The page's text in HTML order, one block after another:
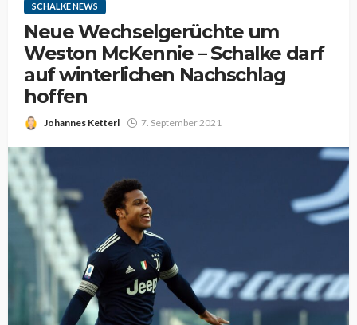
SCHALKE NEWS
Neue Wechselgerüchte um
Weston McKennie – Schalke darf
auf winterlichen Nachschlag
hoffen
Johannes Ketterl 7. September 2021